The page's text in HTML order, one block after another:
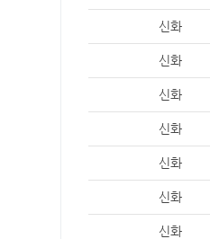
신화
신화
신화
신화
신화
신화
신화